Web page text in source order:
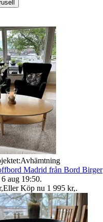
Avhämtning
Madrid från Bord Birger
6 aug 19:50.
,Eller Köp nu 1 995 kr,.